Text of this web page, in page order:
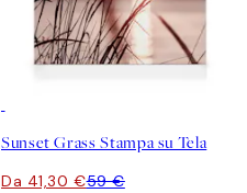
Sunset Grass Stampa su Tela
Da 41,30 €59 €